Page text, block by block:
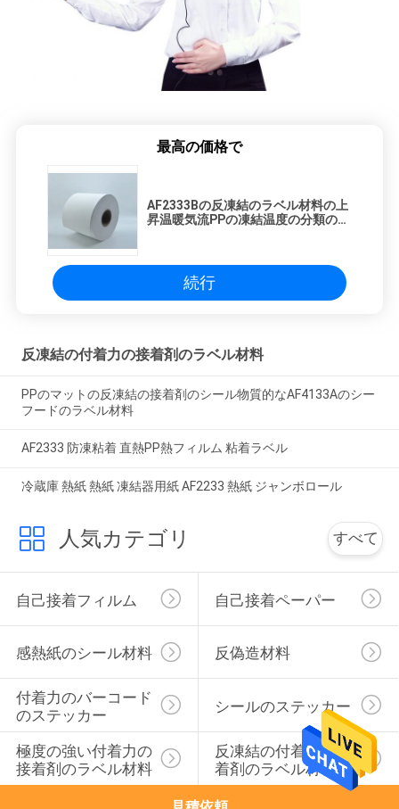
PRIVACY
最高の価格で
AF2333Bの反凍結のラベル材料の上
昇温暖気流PPの凍結温度の分類の使
続行
反凍結の付着力の接着剤のラベル材料
PPのマットの反凍結の接着剤のシール物質的なAF4133Aのシー
フードのラベル材料
AF2333 防凍粘着 直熱PP熱フィルム 粘着ラベル
冷蔵庫 熱紙 熱紙 凍結器用紙 AF2233 熱紙 ジャンボロール
人気カテゴリ すべて
自己接着フィルム 自己接着ペーパー
感熱紙のシール材料 反偽造材料
付着力のバーコード
のステッカー
シールのステッカー
極度の強い付着力の
接着剤のラベル材料
反凍結の付着力の接
着剤のラベル材料